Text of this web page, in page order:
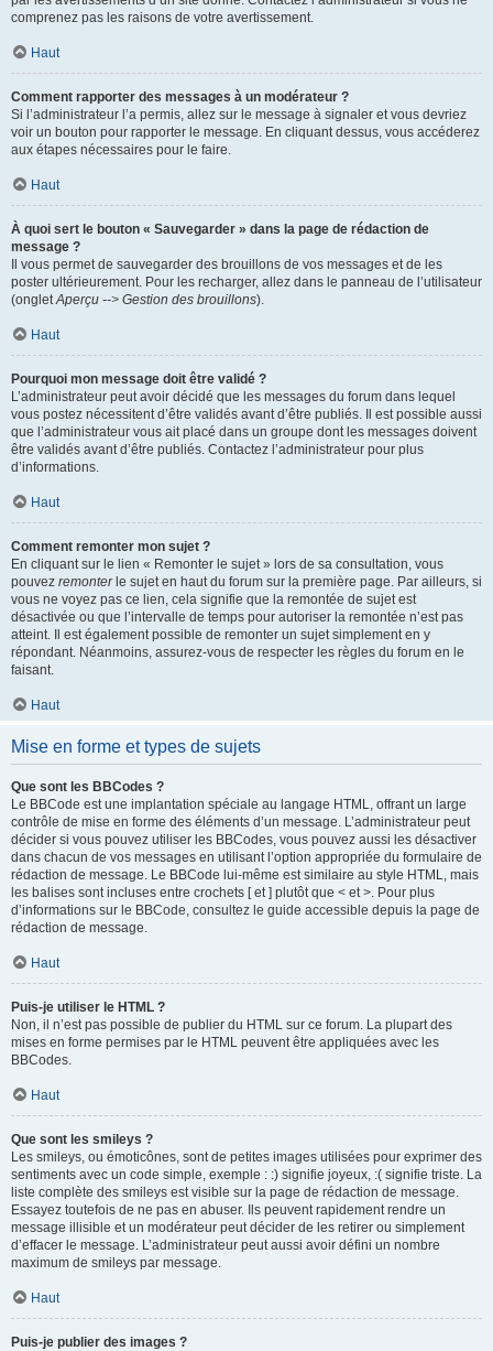
comprenez pas les raisons de votre avertissement.
Haut
Comment rapporter des messages à un modérateur ?
Si l’administrateur l’a permis, allez sur le message à signaler et vous devriez
voir un bouton pour rapporter le message. En cliquant dessus, vous accéderez
aux étapes nécessaires pour le faire.
Haut
À quoi sert le bouton « Sauvegarder » dans la page de rédaction de
message ?
Il vous permet de sauvegarder des brouillons de vos messages et de les
poster ultérieurement. Pour les recharger, allez dans le panneau de l’utilisateur
(ongletAperçu --> Gestion des brouillons).
Haut
Pourquoi mon message doit être validé ?
L’administrateur peut avoir décidé que les messages du forum dans lequel
vous postez nécessitent d’être validés avant d’être publiés. Il est possible aussi
que l’administrateur vous ait placé dans un groupe dont les messages doivent
être validés avant d’être publiés. Contactez l’administrateur pour plus
d’informations.
Haut
Comment remonter mon sujet ?
En cliquant sur le lien « Remonter le sujet » lors de sa consultation, vous
pouvez remonterle sujet en haut du forum sur la première page. Par ailleurs, si
vous ne voyez pas ce lien, cela signifie que la remontée de sujet est
désactivée ou que l’intervalle de temps pour autoriser la remontée n’est pas
atteint. Il est également possible de remonter un sujet simplement en y
répondant. Néanmoins, assurez-vous de respecter les règles du forum en le
faisant.
Haut
Mise en forme et types de sujets
Que sont les BBCodes ?
Le BBCode est une implantation spéciale au langage HTML, offrant un large
contrôle de mise en forme des éléments d’un message. L’administrateur peut
décider si vous pouvez utiliser les BBCodes, vous pouvez aussi les désactiver
dans chacun de vos messages en utilisant l’option appropriée du formulaire de
rédaction de message. Le BBCode lui-même est similaire au style HTML, mais
les balises sont incluses entre crochets [ et ] plutôt que < et >. Pour plus
d’informations sur le BBCode, consultez le guide accessible depuis la page de
rédaction de message.
Haut
Puis-je utiliser le HTML ?
Non, il n’est pas possible de publier du HTML sur ce forum. La plupart des
mises en forme permises par le HTML peuvent être appliquées avec les
BBCodes.
Haut
Que sont les smileys ?
Les smileys, ou émoticônes, sont de petites images utilisées pour exprimer des
sentiments avec un code simple, exemple : :) signifie joyeux, :( signifie triste. La
liste complète des smileys est visible sur la page de rédaction de message.
Essayez toutefois de ne pas en abuser. Ils peuvent rapidement rendre un
message illisible et un modérateur peut décider de les retirer ou simplement
d’effacer le message. L’administrateur peut aussi avoir défini un nombre
maximum de smileys par message.
Haut
Puis-je publier des images ?